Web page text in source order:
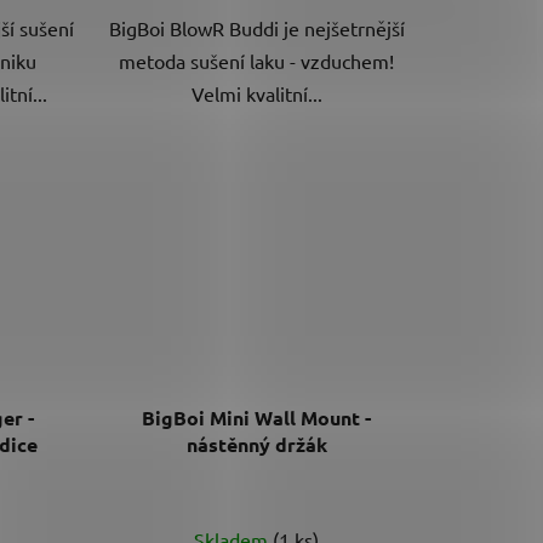
sušení
hvězdiček.
BigBoi BlowR Buddi je nejšetrnější
metoda sušení laku - vzduchem!
Velmi kvalitní...
-
BigBoi Mini Wall Mount -
nástěnný držák